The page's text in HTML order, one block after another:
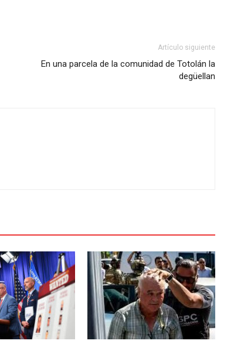
Artículo siguiente
En una parcela de la comunidad de Totolán la
degüellan